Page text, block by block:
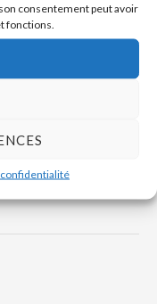
consentement peut avoir
fonctions.
SUIVANT
et la curiosité